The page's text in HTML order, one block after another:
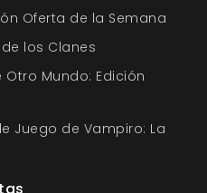
Oferta de la Semana
los Clanes
Mundo: Edición
Juego de Vampiro: La